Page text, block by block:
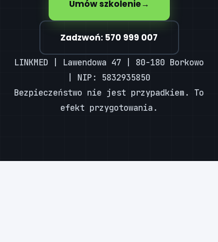
Umów szkolenie→
Zadzwoń: 570 999 007
LINKMED | Lawendowa 47 | 80-180 Borkowo
| NIP: 5832935850
Bezpieczeństwo nie jest przypadkiem. To
efekt przygotowania.